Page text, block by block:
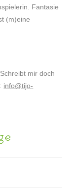
Fantasie
(m)eine
mir doch
info@tijo-